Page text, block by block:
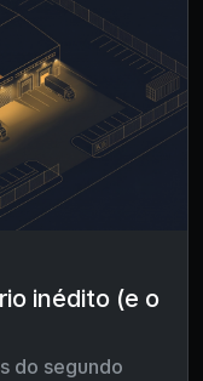
inédito (e o
do segundo